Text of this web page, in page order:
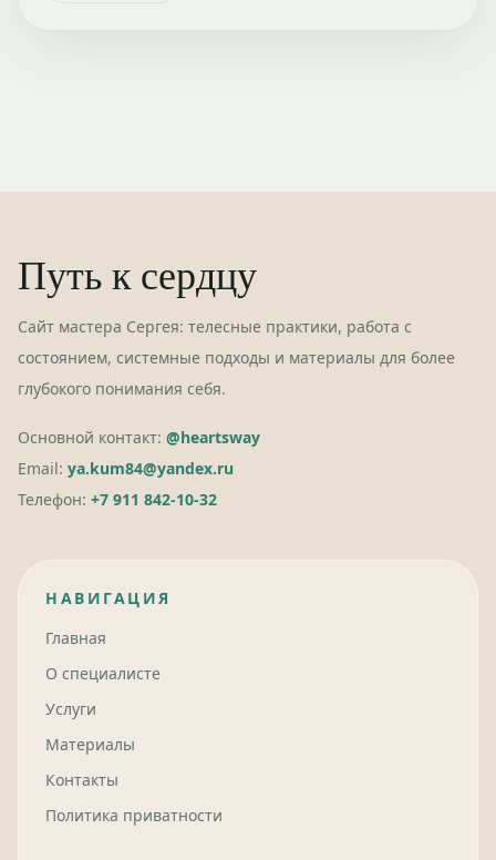
Путь к сердцу
Сайт мастера Сергея: телесные практики, работа с
состоянием, системные подходы и материалы для более
глубокого понимания себя.
Основной контакт: @heartsway
Email: ya.kum84@yandex.ru
Телефон: +7 911 842-10-32
НАВИГАЦИЯ
Главная
О специалисте
Услуги
Материалы
Контакты
Политика приватности